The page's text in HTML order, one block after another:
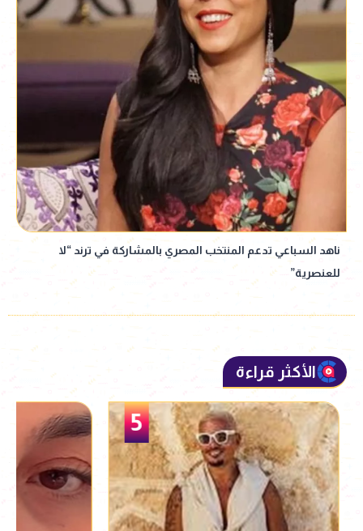
ناهد السباعي تدعم المنتخب المصري بالمشاركة في ترند “لا
للعنصرية”
الأكثر قراءة
5